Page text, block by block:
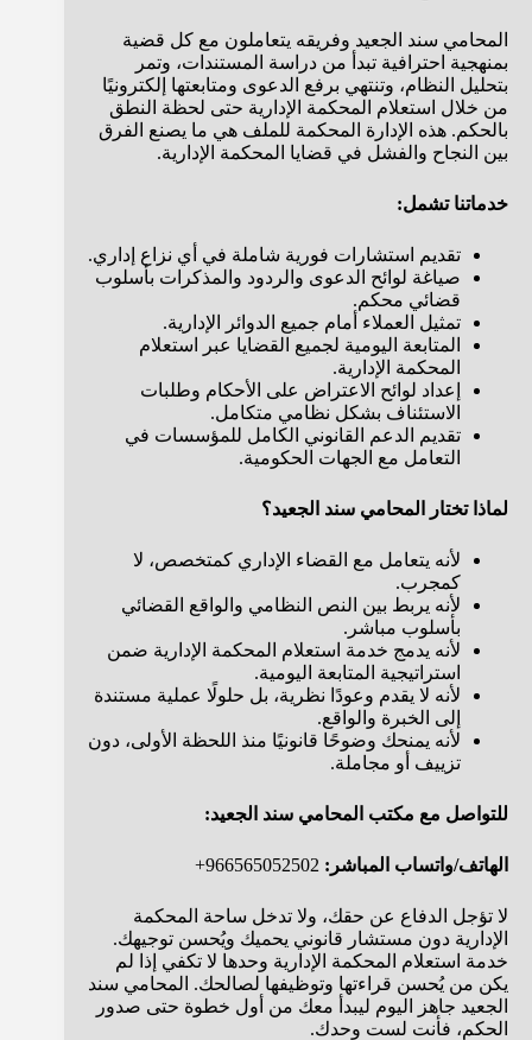
المحامي سند الجعيد وفريقه يتعاملون مع كل قضية
بمنهجية احترافية تبدأ من دراسة المستندات، وتمر
بتحليل النظام، وتنتهي برفع الدعوى ومتابعتها إلكترونيًا
من خلال استعلام المحكمة الإدارية حتى لحظة النطق
بالحكم. هذه الإدارة المحكمة للملف هي ما يصنع الفرق
بين النجاح والفشل في قضايا المحكمة الإدارية.
خدماتنا تشمل:
تقديم استشارات فورية شاملة في أي نزاع إداري.
صياغة لوائح الدعوى والردود والمذكرات بأسلوب
قضائي محكم.
تمثيل العملاء أمام جميع الدوائر الإدارية.
المتابعة اليومية لجميع القضايا عبر استعلام
المحكمة الإدارية.
إعداد لوائح الاعتراض على الأحكام وطلبات
الاستئناف بشكل نظامي متكامل.
تقديم الدعم القانوني الكامل للمؤسسات في
التعامل مع الجهات الحكومية.
لماذا تختار المحامي سند الجعيد؟
لأنه يتعامل مع القضاء الإداري كمتخصص، لا
كمجرب.
لأنه يربط بين النص النظامي والواقع القضائي
بأسلوب مباشر.
لأنه يدمج خدمة استعلام المحكمة الإدارية ضمن
استراتيجية المتابعة اليومية.
لأنه لا يقدم وعودًا نظرية، بل حلولًا عملية مستندة
إلى الخبرة والواقع.
لأنه يمنحك وضوحًا قانونيًا منذ اللحظة الأولى، دون
تزييف أو مجاملة.
للتواصل مع مكتب المحامي سند الجعيد:
الهاتف/واتساب المباشر: 966565052502+
لا تؤجل الدفاع عن حقك، ولا تدخل ساحة المحكمة
الإدارية دون مستشار قانوني يحميك ويُحسن توجيهك.
خدمة استعلام المحكمة الإدارية وحدها لا تكفي إذا لم
يكن من يُحسن قراءتها وتوظيفها لصالحك. المحامي سند
الجعيد جاهز اليوم ليبدأ معك من أول خطوة حتى صدور
الحكم، فأنت لست وحدك.